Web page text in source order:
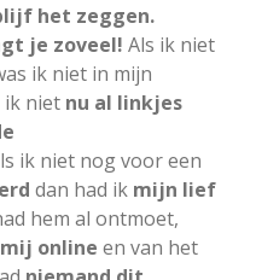
het zeggen.
je zoveel! Als ik niet
ik niet in mijn
ik niet nu al linkjes
ik niet nog voor een
dan had ik mijn lief
hem al ontmoet,
online en van het